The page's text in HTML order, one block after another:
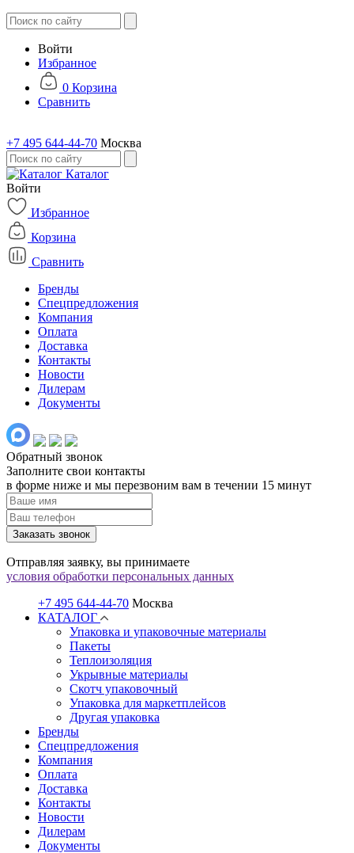
Войти
Избранное
0 Корзина
Сравнить
+7 495 644-44-70 Москва
Каталог
Войти
Избранное
Корзина
Сравнить
Бренды
Спецпредложения
Компания
Оплата
Доставка
Контакты
Новости
Дилерам
Документы
Обратный звонок
Заполните свои контакты
в форме ниже и мы перезвоним вам в течении 15 минут
Заказать звонок
Отправляя заявку, вы принимаете
условия обработки персональных данных
+7 495 644-44-70 Москва
КАТАЛОГ
Упаковка и упаковочные материалы
Пакеты
Теплоизоляция
Укрывные материалы
Скотч упаковочный
Упаковка для маркетплейсов
Другая упаковка
Бренды
Спецпредложения
Компания
Оплата
Доставка
Контакты
Новости
Дилерам
Документы